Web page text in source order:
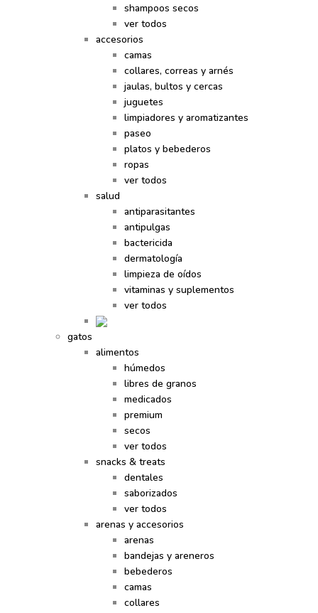
shampoos secos
ver todos
accesorios
camas
collares, correas y arnés
jaulas, bultos y cercas
juguetes
limpiadores y aromatizantes
paseo
platos y bebederos
ropas
ver todos
salud
antiparasitantes
antipulgas
bactericida
dermatología
limpieza de oídos
vitaminas y suplementos
ver todos
gatos
alimentos
húmedos
libres de granos
medicados
premium
secos
ver todos
snacks & treats
dentales
saborizados
ver todos
arenas y accesorios
arenas
bandejas y areneros
bebederos
camas
collares